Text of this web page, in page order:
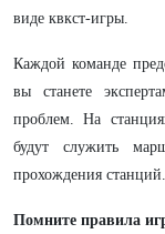
виде квкст-игры.
Каждой команде
вы станете
проблем. На
будут служить
прохождения станций.
Помните правила